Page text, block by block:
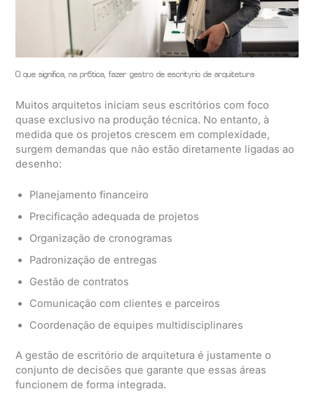
O que significa, na prática, fazer gestão de escritório de arquitetura
Muitos arquitetos iniciam seus escritórios com foco
quase exclusivo na produção técnica. No entanto, à
medida que os projetos crescem em complexidade,
surgem demandas que não estão diretamente ligadas ao
desenho:
Planejamento financeiro
Precificação adequada de projetos
Organização de cronogramas
Padronização de entregas
Gestão de contratos
Comunicação com clientes e parceiros
Coordenação de equipes multidisciplinares
A gestão de escritório de arquitetura é justamente o
conjunto de decisões que garante que essas áreas
funcionem de forma integrada.